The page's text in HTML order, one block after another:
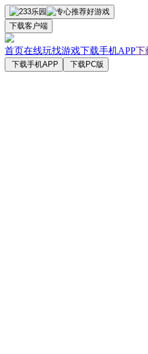
下载客户端
首页在线玩找游戏下载手机APP下
下载手机APP 下载PC版